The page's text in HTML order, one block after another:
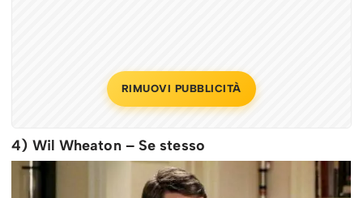
RIMUOVI PUBBLICITÀ
4) Wil Wheaton – Se stesso